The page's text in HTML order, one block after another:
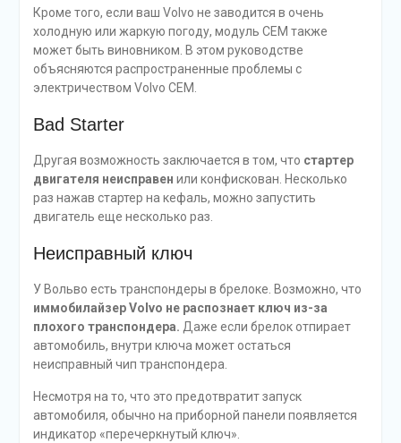
Кроме того, если ваш Volvo не заводится в очень
холодную или жаркую погоду, модуль CEM также
может быть виновником. В этом руководстве
объясняются распространенные проблемы с
электричеством Volvo CEM.
Bad Starter
Другая возможность заключается в том, что стартер
двигателя неисправен или конфискован. Несколько
раз нажав стартер на кефаль, можно запустить
двигатель еще несколько раз.
Неисправный ключ
У Вольво есть транспондеры в брелоке. Возможно, что
иммобилайзер Volvo не распознает ключ из-за
плохого транспондера. Даже если брелок отпирает
автомобиль, внутри ключа может остаться
неисправный чип транспондера.
Несмотря на то, что это предотвратит запуск
автомобиля, обычно на приборной панели появляется
индикатор «перечеркнутый ключ».